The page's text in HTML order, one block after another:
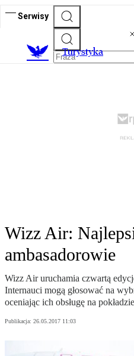
Serwisy
Turystyka
Wizz Air:
ambasadorowie
Wizz Air uruchamia czwartą
Internauci mogą głosować na
oceniając ich obsługę na
Publikacja: 26.05.2017 11:03